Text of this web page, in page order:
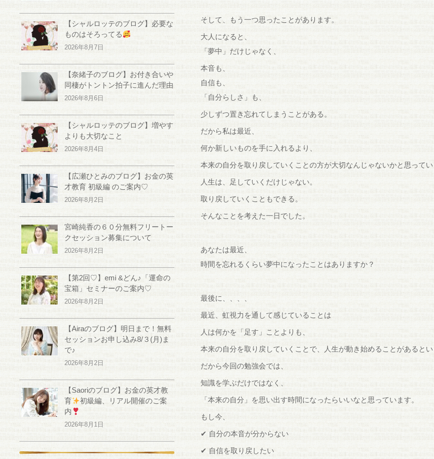
そして、もう一つ思ったことがあります。
大人になると、
「夢中」だけじゃなく、
本音も、
自信も、
「自分らしさ」も、
少しずつ置き忘れてしまうことがある。
だから私は最近、
何か新しいものを手に入れるより、
本来の自分を取り戻していくことの方が大切なんじゃないかと思って
人生は、足していくだけじゃない。
取り戻していくこともできる。
そんなことを考えた一日でした。
あなたは最近、
時間を忘れるくらい夢中になったことはありますか？
最後に、、、、
最近、虹視力を通して感じていることは
人は何かを「足す」ことよりも、
本来の自分を取り戻していくことで、人生が動き始めることがあると
だから今回の勉強会では、
知識を学ぶだけではなく、
「本来の自分」を思い出す時間になったらいいなと思っています。
もし今、
✔ 自分の本音が分からない
✔ 自信を取り戻したい
【シャルロッテのブログ】必要な
ものはそろってる
2026年8月7日
【奈緒子のブログ】お付き合いや
同棲がトントン拍子に進んだ理由
2026年8月6日
【シャルロッテのブログ】増やす
よりも大切なこと
2026年8月4日
【広瀬ひとみのブログ】お金の英
才教育 初級編 のご案内♡
2026年8月2日
宮崎純香の６０分無料フリートー
クセッション募集について
2026年8月2日
【第2回♡】emi &どん♪「運命の
宝箱」セミナーのご案内♡
2026年8月2日
【Airaのブログ】明日まで！無料
セッションお申し込み8/３(月)ま
で♪
2026年8月2日
【Saoriのブログ】お金の英才教
育
初級編、リアル開催のご案
内
2026年8月1日